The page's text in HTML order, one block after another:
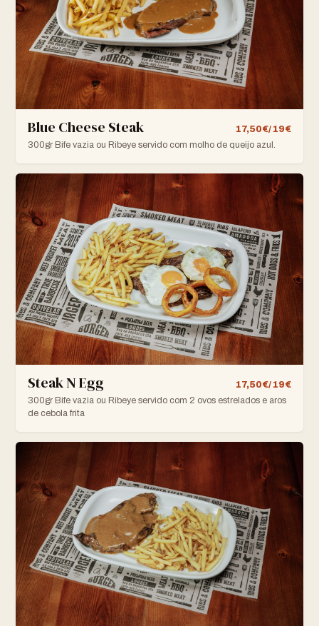
Blue Cheese Steak
17,50€/ 19€
300gr Bife vazia ou Ribeye servido com molho de queijo azul.
Steak N Egg
17,50€/ 19€
300gr Bife vazia ou Ribeye servido com 2 ovos estrelados e aros
de cebola frita